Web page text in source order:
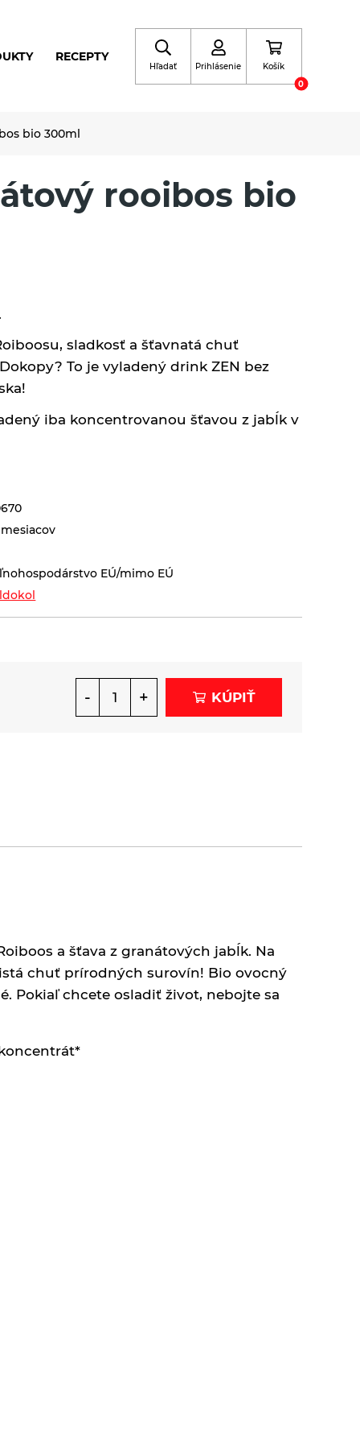
RECEPTY
Hľadať Prihlásenie
Košík
0
bio 300ml
rooibos bio
sladkosť a šťavnatá chuť
To je vyladený drink ZEN bez
iba koncentrovanou šťavou z jabĺk v
EÚ/mimo EÚ
- + KÚPIŤ
a šťava z granátových jabĺk. Na
chuť prírodných surovín! Bio ovocný
Pokiaľ chcete osladiť život, nebojte sa